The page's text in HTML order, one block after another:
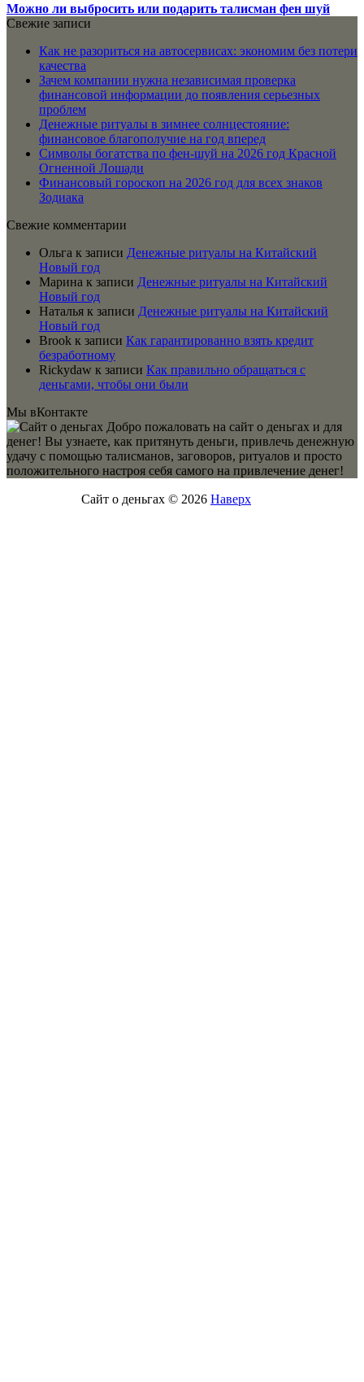
Можно ли выбросить или подарить талисман фен шуй
Свежие записи
Как не разориться на автосервисах: экономим без потери
качества
Зачем компании нужна независимая проверка
финансовой информации до появления серьезных
проблем
Денежные ритуалы в зимнее солнцестояние:
финансовое благополучие на год вперед
Символы богатства по фен-шуй на 2026 год Красной
Огненной Лошади
Финансовый гороскоп на 2026 год для всех знаков
Зодиака
Свежие комментарии
Ольга к записи Денежные ритуалы на Китайский
Новый год
Марина к записи Денежные ритуалы на Китайский
Новый год
Наталья к записи Денежные ритуалы на Китайский
Новый год
Brook к записи Как гарантированно взять кредит
безработному
Rickydaw к записи Как правильно обращаться с
деньгами, чтобы они были
Мы вКонтакте
Добро пожаловать на сайт о деньгах и для
денег! Вы узнаете, как притянуть деньги, привлечь денежную
удачу с помощью талисманов, заговоров, ритуалов и просто
положительного настроя себя самого на привлечение денег!
Сайт о деньгах © 2026 Наверх